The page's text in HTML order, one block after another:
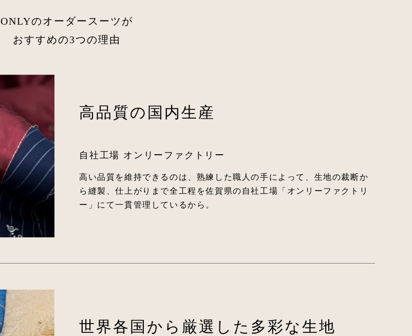
ONLYのオーダースーツが
おすすめの3つの理由
高品質の国内生産
自社工場 オンリーファクトリー
高い品質を維持できるのは、熟練した職人の手によって、生地の裁断か
ら縫製、仕上がりまで全工程を佐賀県の自社工場「オンリーファクトリ
ー」にて一貫管理しているから。
世界各国から厳選した多彩な生地